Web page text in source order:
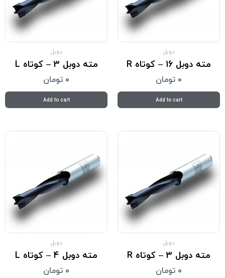
دوبل
مته دوبل 16 – کوتاه R
0 تومان
Add to cart
دوبل
مته دوبل 3 – کوتاه L
0 تومان
Add to cart
دوبل
مته دوبل 3 – کوتاه R
0 تومان
دوبل
مته دوبل 4 – کوتاه L
0 تومان